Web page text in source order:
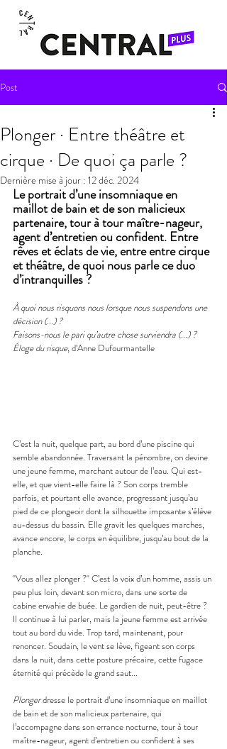
Post
Plonger · Entre théâtre et
cirque · De quoi ça parle ?
Dernière mise à jour : 12 déc. 2024
Le portrait d’une insomniaque en
maillot de bain et de son malicieux
partenaire, tour à tour maître-nageur,
agent d’entretien ou confident. Entre
rêves et éclats de vie, entre entre cirque
et théâtre, de quoi nous parle ce duo
d’intranquilles ?
À quoi nous risquons nous lorsque nous suspendons une
décision (...) ?
Faisons-nous le pari qu’autre chose surviendra (...) ?
Éloge du risque, d’Anne Dufourmantelle
C’est la nuit, quelque part, au bord d’une piscine qui
semble abandonnée. Traversant la pénombre, on devine
une jeune femme, marchant autour de l’eau. Qui est-
elle, et que vient-elle faire là ? Son corps tremble
parfois, et pourtant elle avance, progressant jusqu’au
pied de ce plongeoir dont la silhouette imposante s’élève
au-dessus du bassin. Elle gravit les quelques marches,
avance encore, le corps en équilibre, jusqu’au bout de la
planche.
"Vous allez plonger ?" C’est la voix d’un homme, assis un
peu plus loin, devant son micro, dans une sorte de
cabine envahie de buée. Le gardien de nuit, peut-être ?
Il continue à lui parler, mais la jeune femme est arrivée
tout au bord du vide. Trop tard, maintenant, pour
renoncer. Soudain, le vent se lève, figeant son corps
dans la nuit, dans cette posture précaire, cette fugace
éternité qui précède le grand saut...
Plonger dresse le portrait d’une insomniaque en maillot
de bain et de son malicieux partenaire, qui
l’accompagne dans son errance nocturne, tour à tour
maître-nageur, agent d’entretien ou confident à ses